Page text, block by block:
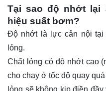
Tại sao độ nhớt lại
hiệu suất bơm?
Độ nhớt là lực cản nội tại
lỏng.
Chất lỏng có độ nhớt cao
cho chạy ở tốc độ quay
lỏng sẽ không kịp điền